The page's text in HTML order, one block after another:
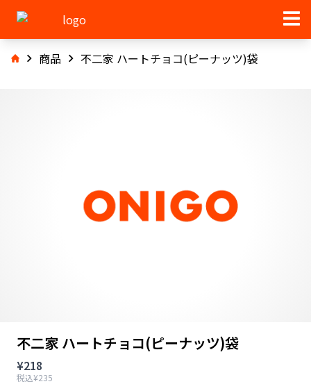
商品 不二家 ハートチョコ(ピーナッツ)袋
不二家 ハートチョコ(ピーナッツ)袋
¥218
税込¥235